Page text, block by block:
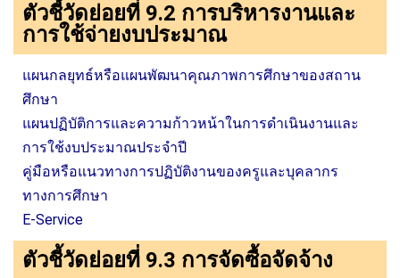
ตัวชี้วัดย่อยที่ 9.2 การบริหารงานและ
การใช้จ่ายงบประมาณ
แผนกลยุทธ์หรือแผนพัฒนาคุณภาพการศึกษาของสถาน
ศึกษา
แผนปฏิบัติการและความก้าวหน้าในการดำเนินงานและ
การใช้งบประมาณประจำปี
คู่มือหรือแนวทางการปฏิบัติงานของครูและบุคลากร
ทางการศึกษา
E-Service
ตัวชี้วัดย่อยที่ 9.3 การจัดซื้อจัดจ้าง